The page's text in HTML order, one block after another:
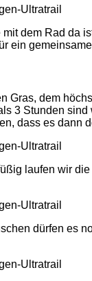
dem Rad da
ein
Gras, dem
3 Stunden
dass es dann
laufen wir
dürfen es